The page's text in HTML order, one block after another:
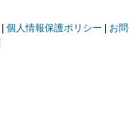
個人情報保護ポリシー
お